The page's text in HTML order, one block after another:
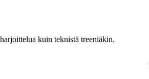
kuin teknistä treeniäkin.